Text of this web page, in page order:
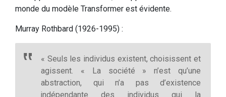
monde du modèle Transformer est évidente.
Murray Rothbard (1926-1995) :
« Seuls les individus existent, choisissent et
agissent. « La société » n’est qu’une
abstraction, qui n’a pas d’existence
indépendante des individus qui la